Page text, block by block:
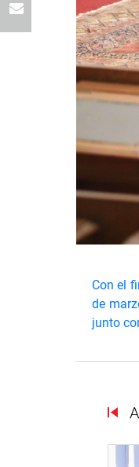
Con el
de
junto